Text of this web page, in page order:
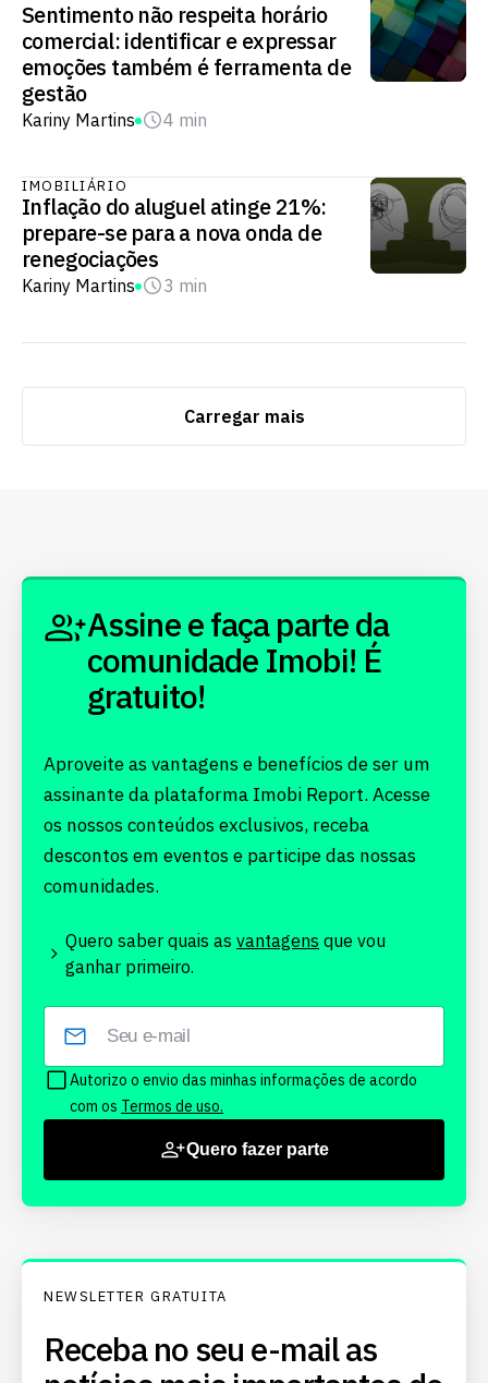
Sentimento não respeita horário
comercial: identificar e expressar
emoções também é ferramenta de
gestão
Kariny Martins 4 min
IMOBILIÁRIO
Inflação do aluguel atinge 21%:
prepare-se para a nova onda de
renegociações
Kariny Martins 3 min
Carregar mais
Assine e faça parte da
comunidade Imobi! É
gratuito!
Aproveite as vantagens e benefícios de ser um
assinante da plataforma Imobi Report. Acesse
os nossos conteúdos exclusivos, receba
descontos em eventos e participe das nossas
comunidades.
Quero saber quais as vantagens que vou
ganhar primeiro.
Autorizo o envio das minhas informações de acordo
com os Termos de uso.
Quero fazer parte
NEWSLETTER GRATUITA
Receba no seu e-mail as